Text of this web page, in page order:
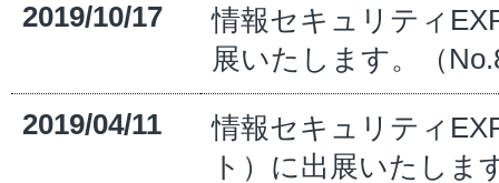
2019/10/17
情報セキュリティ
展いたします。（
2019/04/11
情報セキュリティ
ト）に出展いたしま